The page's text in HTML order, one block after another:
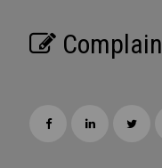
Complain